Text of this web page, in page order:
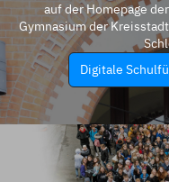
auf der Homepage
Gymnasium der
Digitale